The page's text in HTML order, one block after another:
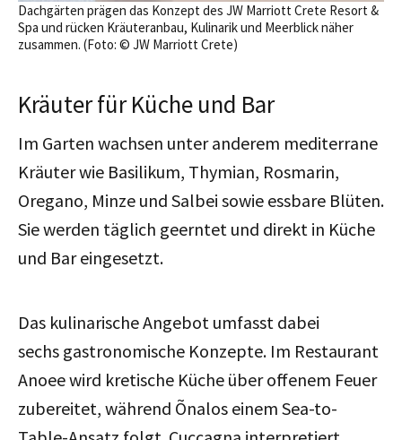
Dachgärten prägen das Konzept des JW Marriott Crete Resort &
Spa und rücken Kräuteranbau, Kulinarik und Meerblick näher
zusammen. (Foto: © JW Marriott Crete)
Kräuter für Küche und Bar
Im Garten wachsen unter anderem mediterrane
Kräuter wie Basilikum, Thymian, Rosmarin,
Oregano, Minze und Salbei sowie essbare Blüten.
Sie werden täglich geerntet und direkt in Küche
und Bar eingesetzt.
Das kulinarische Angebot umfasst dabei
sechs gastronomische Konzepte. Im Restaurant
Anoee wird kretische Küche über offenem Feuer
zubereitet, während Õnalos einem Sea-to-